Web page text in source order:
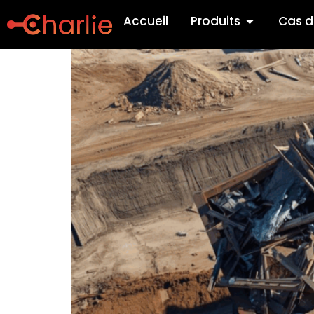
Accueil Produits Cas
Optimisez votre